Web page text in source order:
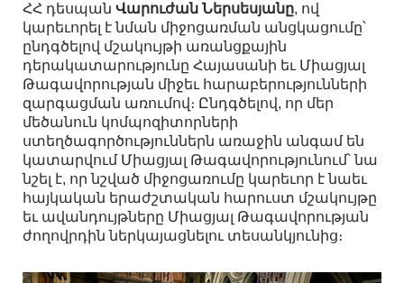
ՀՀ դեսպան Վարուժան Ներսեսյանը, ով
կարեւորել է նման միջոցառման անցկացումը՝
ընդգծելով մշակույթի առանցքային
դերակատարությունը Հայասանի եւ Միացյալ
Թագավորության միջեւ հարաբերությունների
զարգացման առումով։ Ընդգծելով, որ մեր
մեծանուն կոմպոզիտորների
ստեղծագործություններն առաջին անգամ են
կատարվում Միացյալ Թագավորությունում՝ նա
նշել է, որ նշված միջոցառումը կարեւոր է նաեւ
հայկական երաժշտական հարուստ մշակույթը
եւ ավանդույթները Միացյալ Թագավորության
ժողովրդին ներկայացնելու տեսանկյունից։